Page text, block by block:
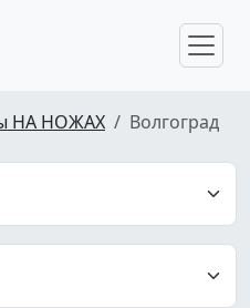
НА НОЖАХ Волгоград